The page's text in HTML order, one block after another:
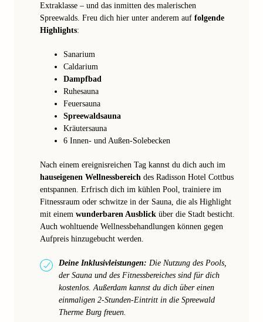
Extraklasse – und das inmitten des malerischen
Spreewalds. Freu dich hier unter anderem auf folgende
Highlights:
Sanarium
Caldarium
Dampfbad
Ruhesauna
Feuersauna
Spreewaldsauna
Kräutersauna
6 Innen- und Außen-Solebecken
Nach einem ereignisreichen Tag kannst du dich auch im
hauseigenen Wellnessbereich des Radisson Hotel Cottbus
entspannen. Erfrisch dich im kühlen Pool, trainiere im
Fitnessraum oder schwitze in der Sauna, die als Highlight
mit einem wunderbaren Ausblick über die Stadt besticht.
Auch wohltuende Wellnessbehandlungen können gegen
Aufpreis hinzugebucht werden.
Deine Inklusivleistungen: Die Nutzung des Pools,
der Sauna und des Fitnessbereiches sind für dich
kostenlos. Außerdam kannst du dich über einen
einmaligen 2-Stunden-Eintritt in die Spreewald
Therme Burg freuen.